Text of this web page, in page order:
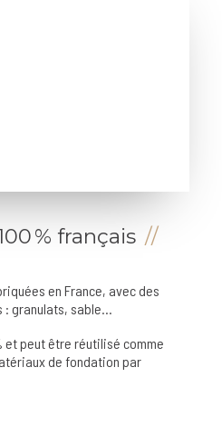
% français
en France, avec des
: granulats, sable…
et peut être réutilisé comme
de fondation par